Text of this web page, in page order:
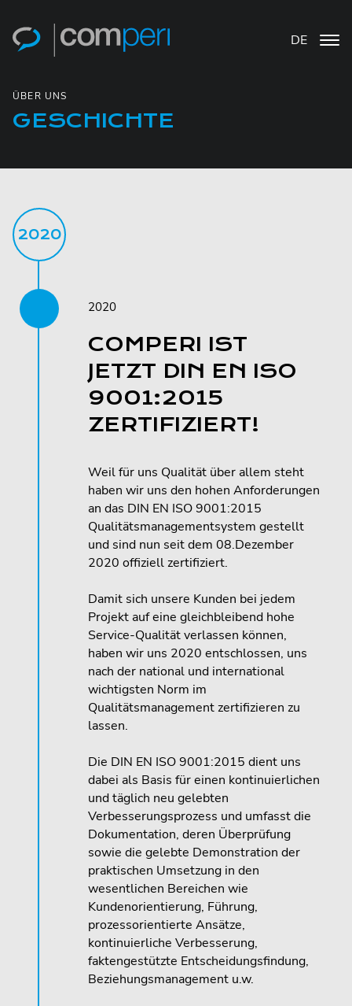
DE
ÜBER UNS
GESCHICHTE
2020
2020
COMPERI IST
JETZT DIN EN ISO
9001:2015
ZERTIFIZIERT!
Weil für uns Qualität über allem steht
haben wir uns den hohen Anforderungen
an das DIN EN ISO 9001:2015
Qualitätsmanagementsystem gestellt
und sind nun seit dem 08.Dezember
2020 offiziell zertifiziert.
Damit sich unsere Kunden bei jedem
Projekt auf eine gleichbleibend hohe
Service-Qualität verlassen können,
haben wir uns 2020 entschlossen, uns
nach der national und international
wichtigsten Norm im
Qualitätsmanagement zertifizieren zu
lassen.
Die DIN EN ISO 9001:2015 dient uns
dabei als Basis für einen kontinuierlichen
und täglich neu gelebten
Verbesserungsprozess und umfasst die
Dokumentation, deren Überprüfung
sowie die gelebte Demonstration der
praktischen Umsetzung in den
wesentlichen Bereichen wie
Kundenorientierung, Führung,
prozessorientierte Ansätze,
kontinuierliche Verbesserung,
faktengestützte Entscheidungsfindung,
Beziehungsmanagement u.w.